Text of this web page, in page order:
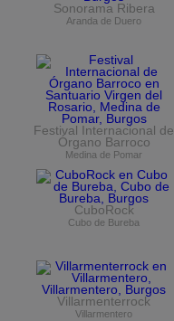
Sonorama Ribera
Aranda de Duero
Festival Internacional de
Órgano Barroco
Medina de Pomar
CuboRock
Cubo de Bureba
Villarmenterrock
Villarmentero